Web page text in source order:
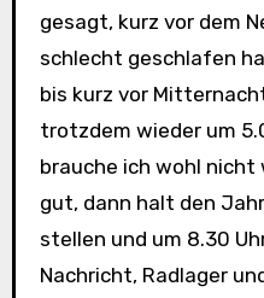
gesagt, kurz vor dem
schlecht geschlafen
bis kurz vor
trotzdem wieder um
brauche ich wohl nicht
gut, dann halt den
stellen und um 8.30
Nachricht, Radlager